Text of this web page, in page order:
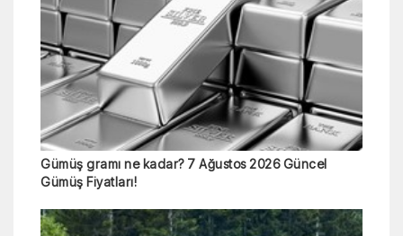
Gümüş gramı ne kadar? 7 Ağustos 2026 Güncel
Gümüş Fiyatları!